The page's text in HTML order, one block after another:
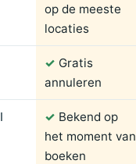
op de meeste
locaties
✓ Gratis
annuleren
✓ Bekend op
het moment van
boeken